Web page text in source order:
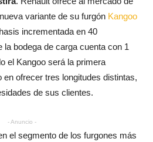
variante de su furgón Kangoo
incrementada en 40
bodega de carga cuenta con 1
el Kangoo será la primera
ofrecer tres longitudes distintas,
de sus clientes.
- Anuncio -
el segmento de los furgones más